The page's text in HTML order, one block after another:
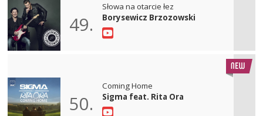
49.
Słowa na otarcie łez
Borysewicz Brzozowski
50.
Coming Home
Sigma feat. Rita Ora